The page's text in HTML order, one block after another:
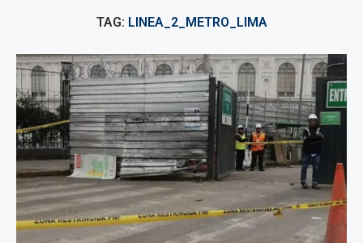
TAG: LINEA_2_METRO_LIMA